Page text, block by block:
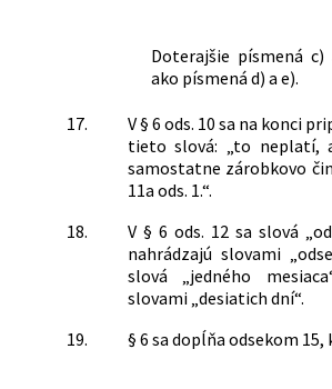
Doterajšie písmená
ako písmená d) a e).
17.
V § 6 ods. 10 sa na konci
tieto slová: „to neplatí,
samostatne zárobkovo
11a ods. 1.“.
18.
V § 6 ods. 12 sa slová
nahrádzajú slovami
slová „jedného
slovami „desiatich dní“.
19.
§ 6 sa dopĺňa odsekom 15,